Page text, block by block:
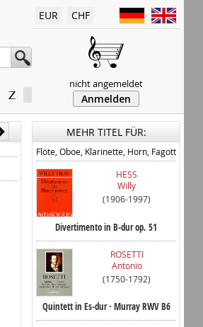
Z
EUR CHF
nicht angemeldet
Anmelden
MEHR TITEL FÜR:
Flöte, Oboe, Klarinette, Horn, Fagott
HESS
Willy
(1906-1997)
Divertimento in B-dur op. 51
ROSETTI
Antonio
(1750-1792)
Quintett in Es-dur · Murray RWV B6